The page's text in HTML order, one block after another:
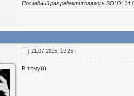
Последний раз редактировалось SOLO;
21.07.2015, 19:25
В тему)))